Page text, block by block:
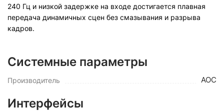
240 Гц и низкой задержке на входе достигается плавная
передача динамичных сцен без смазывания и разрыва
кадров.
Системные параметры
Производитель AOC
Интерфейсы